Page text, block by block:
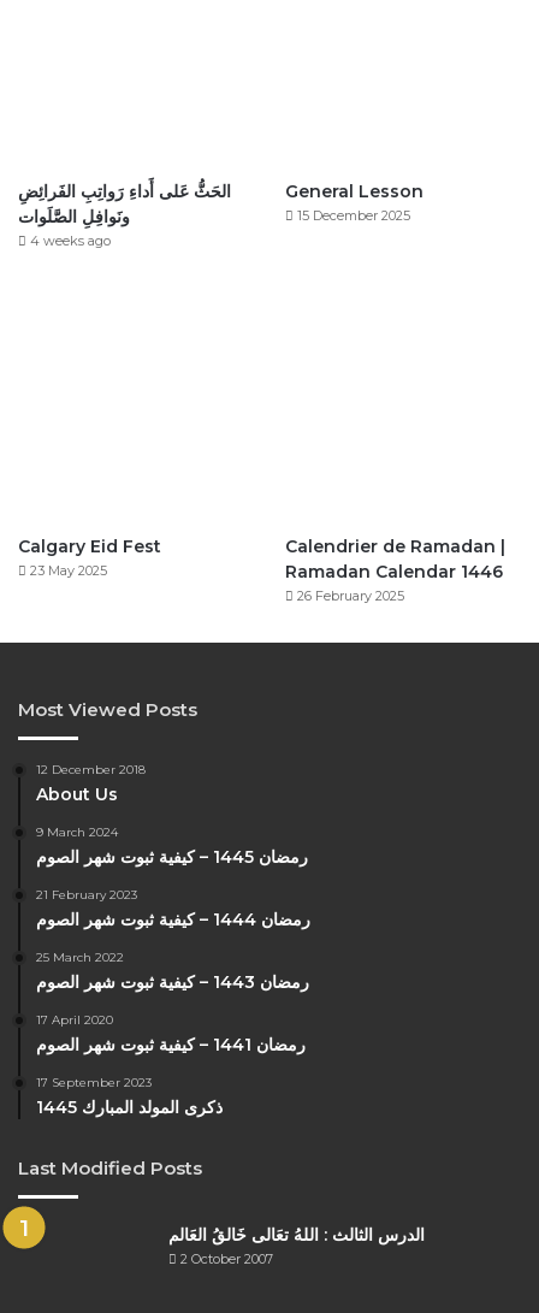
الحَثُّ عَلى أَداءِ رَواتِبِ الفَرائِضِ
ونَوافِلِ الصَّلَوات
4 weeks ago
General Lesson
15 December 2025
Calgary Eid Fest
23 May 2025
Calendrier de Ramadan |
Ramadan Calendar 1446
26 February 2025
Most Viewed Posts
12 December 2018
About Us
9 March 2024
رمضان 1445 – كيفية ثبوت شهر الصوم
21 February 2023
رمضان 1444 – كيفية ثبوت شهر الصوم
25 March 2022
رمضان 1443 – كيفية ثبوت شهر الصوم
17 April 2020
رمضان 1441 – كيفية ثبوت شهر الصوم
17 September 2023
ذكرى المولد المبارك 1445
Last Modified Posts
الدرس الثالث : اللهُ تعَالى خَالقُ العَالم
2 October 2007